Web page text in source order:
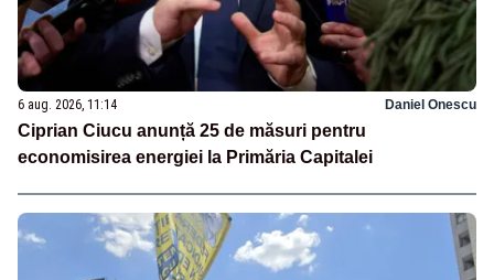
6 aug. 2026, 11:14 Daniel Onescu
Ciprian Ciucu anunță 25 de măsuri pentru
economisirea energiei la Primăria Capitalei